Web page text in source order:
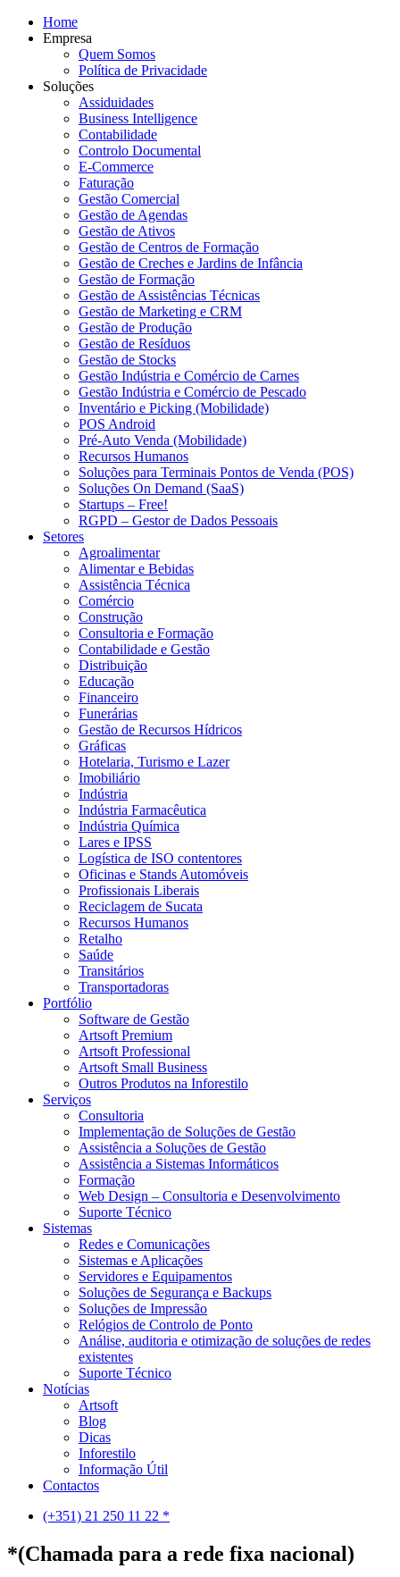
Home
Empresa
Quem Somos
Política de Privacidade
Soluções
Assiduidades
Business Intelligence
Contabilidade
Controlo Documental
E-Commerce
Faturação
Gestão Comercial
Gestão de Agendas
Gestão de Ativos
Gestão de Centros de Formação
Gestão de Creches e Jardins de Infância
Gestão de Formação
Gestão de Assistências Técnicas
Gestão de Marketing e CRM
Gestão de Produção
Gestão de Resíduos
Gestão de Stocks
Gestão Indústria e Comércio de Carnes
Gestão Indústria e Comércio de Pescado
Inventário e Picking (Mobilidade)
POS Android
Pré-Auto Venda (Mobilidade)
Recursos Humanos
Soluções para Terminais Pontos de Venda (POS)
Soluções On Demand (SaaS)
Startups – Free!
RGPD – Gestor de Dados Pessoais
Setores
Agroalimentar
Alimentar e Bebidas
Assistência Técnica
Comércio
Construção
Consultoria e Formação
Contabilidade e Gestão
Distribuição
Educação
Financeiro
Funerárias
Gestão de Recursos Hídricos
Gráficas
Hotelaria, Turismo e Lazer
Imobiliário
Indústria
Indústria Farmacêutica
Indústria Química
Lares e IPSS
Logística de ISO contentores
Oficinas e Stands Automóveis
Profissionais Liberais
Reciclagem de Sucata
Recursos Humanos
Retalho
Saúde
Transitários
Transportadoras
Portfólio
Software de Gestão
Artsoft Premium
Artsoft Professional
Artsoft Small Business
Outros Produtos na Inforestilo
Serviços
Consultoria
Implementação de Soluções de Gestão
Assistência a Soluções de Gestão
Assistência a Sistemas Informáticos
Formação
Web Design – Consultoria e Desenvolvimento
Suporte Técnico
Sistemas
Redes e Comunicações
Sistemas e Aplicações
Servidores e Equipamentos
Soluções de Segurança e Backups
Soluções de Impressão
Relógios de Controlo de Ponto
Análise, auditoria e otimização de soluções de redes
existentes
Suporte Técnico
Notícias
Artsoft
Blog
Dicas
Inforestilo
Informação Útil
Contactos
(+351) 21 250 11 22 *
*(Chamada para a rede fixa nacional)